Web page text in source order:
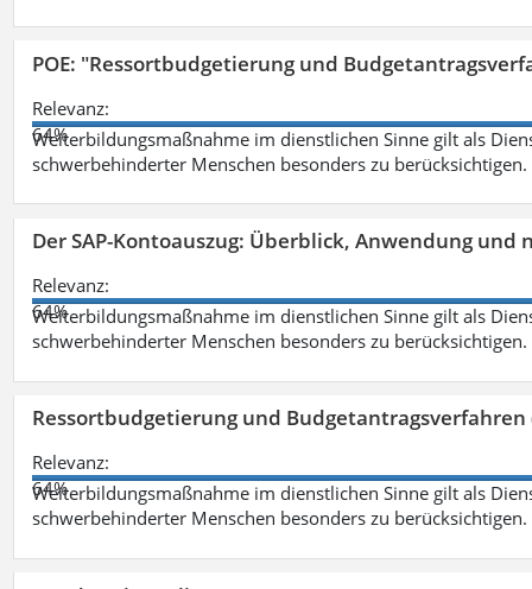
POE: "Ressortbudgetierung und
Relevanz:
64%
Weiterbildungsmaßnahme im dienstlichen Sinne gilt als
schwerbehinderter Menschen besonders zu berücksichtigen.
Der SAP-Kontoauszug: Überblick, Anwendung
Relevanz:
64%
Weiterbildungsmaßnahme im dienstlichen Sinne gilt als
schwerbehinderter Menschen besonders zu berücksichtigen.
Ressortbudgetierung und Budgetantragsverfahren
Relevanz:
64%
Weiterbildungsmaßnahme im dienstlichen Sinne gilt als
schwerbehinderter Menschen besonders zu berücksichtigen.